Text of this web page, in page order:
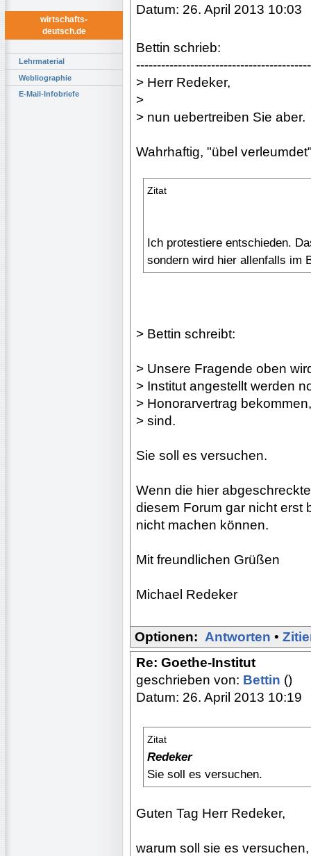
wirtschafts-
deutsch.de
Lehrmaterial
Webliographie
E-Mail-Infobriefe
Datum: 26. April 2013 10:03
Bettin schrieb:
> Herr Redeker,
>
> nun uebertreiben Sie aber.
Wahrhaftig, "übel
Zitat
Ich protestiere entschieden.
sondern wird hier allenfalls im
> Bettin schreibt:
> Unsere Fragende oben
> Institut angestellt werden
> Honorarvertrag
> sind.
Sie soll es versuchen.
Wenn die hier
diesem Forum gar nicht erst
nicht machen können.
Mit freundlichen Grüßen
Michael Redeker
Optionen: Antworten •
Re: Goethe-Institut
geschrieben von: Bettin ()
Datum: 26. April 2013 10:19
Zitat
Redeker
Sie soll es versuchen.
Guten Tag Herr Redeker,
warum soll sie es